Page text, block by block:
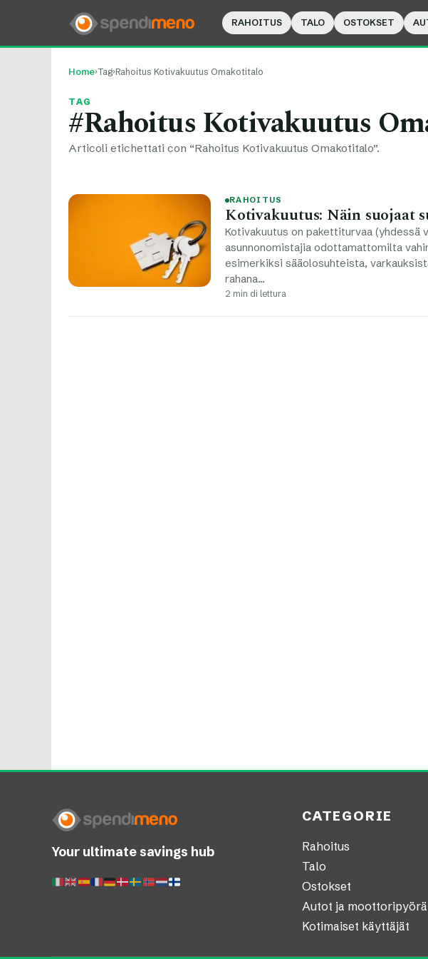
RAHOITUS TALO OSTOKSET
Home›Tag›Rahoitus Kotivakuutus Omakotitalo
TAG
#Rahoitus Kotivakuutus
Articoli etichettati con “Rahoitus Kotivakuutus Omakotitalo”.
RAHOITUS
Kotivakuutus: Näin suojaat
Kotivakuutus on pakettiturvaa (yhdessä
asunnonomistajia odottamattomilta
esimerkiksi sääolosuhteista,
rahana…
2 min di lettura
Your ultimate savings hub
CATEGORIE
Rahoitus
Talo
Ostokset
Autot ja
Kotimaiset käyttäjät